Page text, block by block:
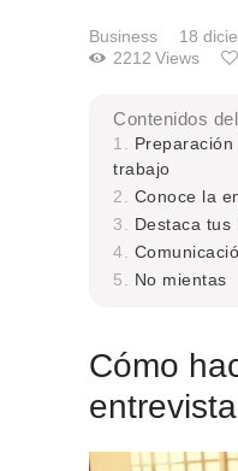
Business
18
2212 Views
Contenidos
trabajo
Conoce la
Destaca tus
No mientas
Cómo